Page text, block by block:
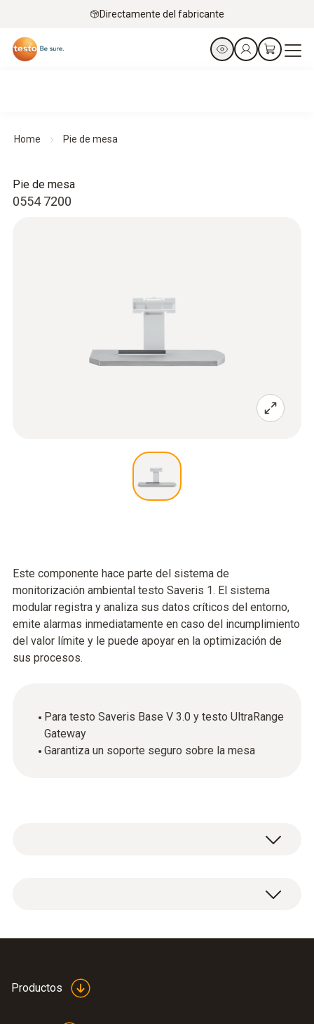
Directamente del fabricante
Home Pie de mesa
0554 7200
Pie de mesa
Este componente hace parte del sistema de
monitorización ambiental testo Saveris 1. El sistema
modular registra y analiza sus datos críticos del entorno,
emite alarmas inmediatamente en caso del incumplimiento
del valor límite y le puede apoyar en la optimización de
sus procesos.
Para testo Saveris Base V 3.0 y testo UltraRange
Gateway
Garantiza un soporte seguro sobre la mesa
Pies de mesa para la testo Saveris Base V 3.0
Productos